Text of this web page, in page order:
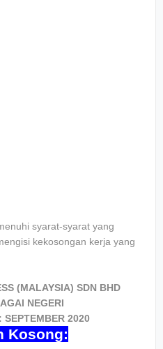
syarat-syarat yang
kekosongan kerja yang
(MALAYSIA) SDN BHD
NEGERI
2020
Kosong: